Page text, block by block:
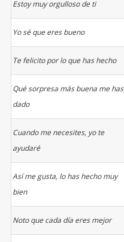
Estoy muy orgulloso de ti
Yo sé que eres bueno
Te felicito por lo que has hecho
Qué sorpresa más buena me has
dado
Cuando me necesites, yo te
ayudaré
Así me gusta, lo has hecho muy
bien
Noto que cada día eres mejor